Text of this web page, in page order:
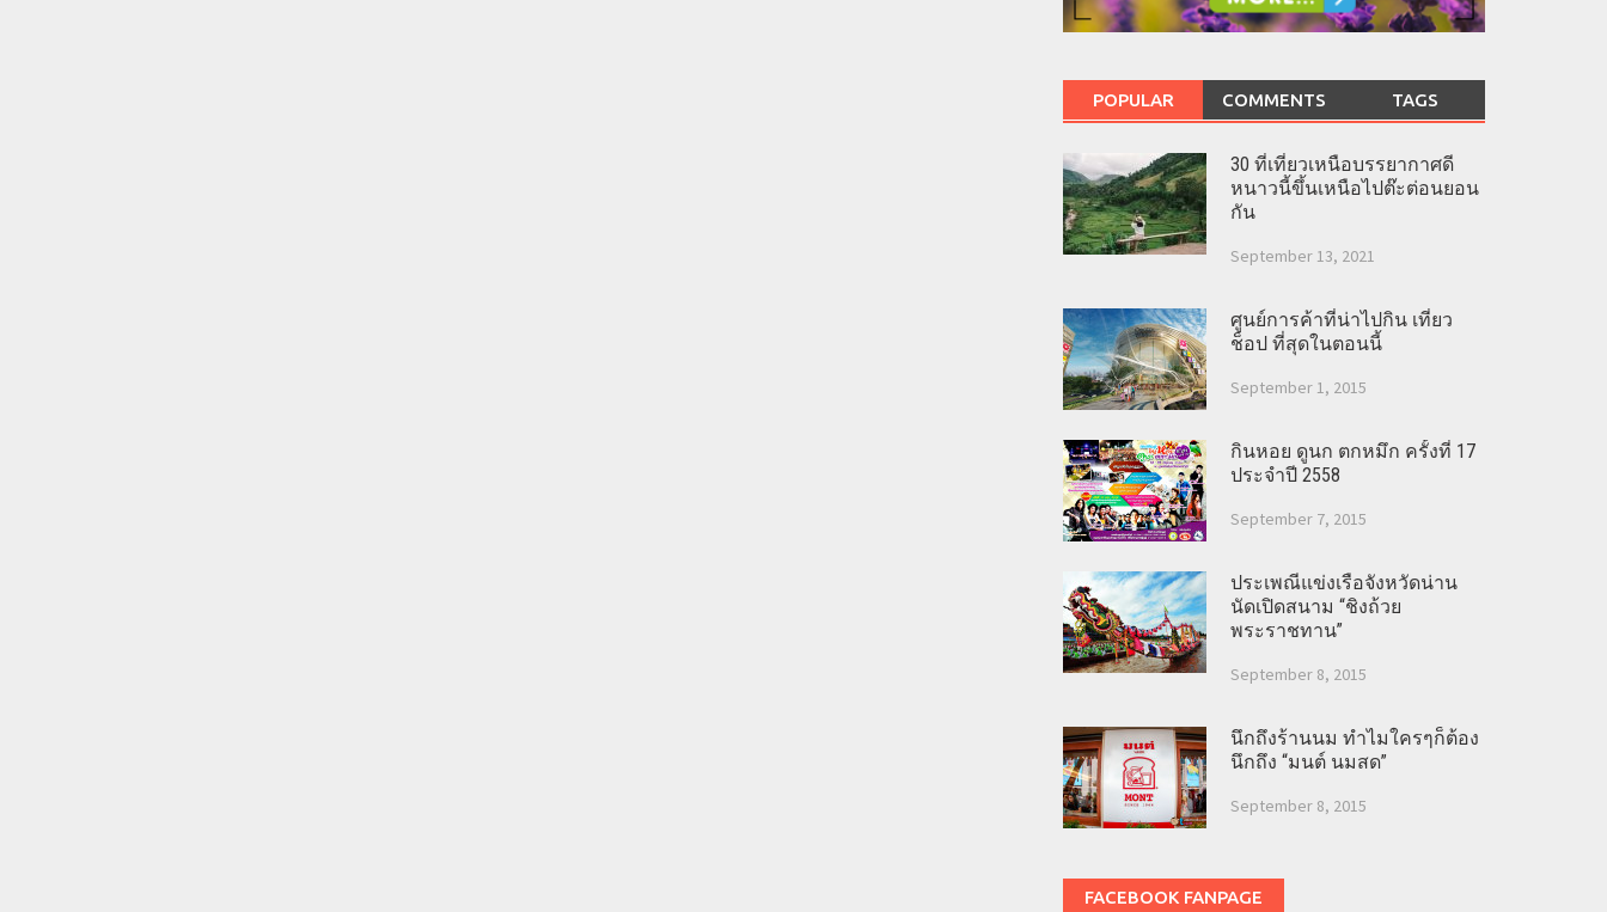
POPULAR COMMENTS TAGS
30 ที่เที่ยวเหนือบรรยากาศดี
หนาวนี้ขึ้นเหนือไปต๊ะต่อนยอน
กัน
September 13, 2021
ศูนย์การค้าที่น่าไปกิน เที่ยว
ช็อป ที่สุดในตอนนี้
September 1, 2015
กินหอย ดูนก ตกหมึก ครั้งที่ 17
ประจำปี 2558
September 7, 2015
ประเพณีแข่งเรือจังหวัดน่าน
นัดเปิดสนาม “ชิงถ้วย
พระราชทาน”
September 8, 2015
นึกถึงร้านนม ทำไมใครๆก็ต้อง
นึกถึง “มนต์ นมสด”
September 8, 2015
FACEBOOK FANPAGE